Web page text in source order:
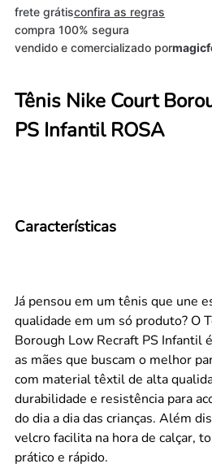
frete grátisconfira as regras
compra 100% segura
vendido e comercializado por
Tênis Nike Court
PS Infantil ROSA
Características
Já pensou em um tênis que une
qualidade em um só produto? O
Borough Low Recraft PS Infantil
as mães que buscam o melhor
com material têxtil de alta
durabilidade e resistência para
do dia a dia das crianças. Além
velcro facilita na hora de calçar,
prático e rápido.